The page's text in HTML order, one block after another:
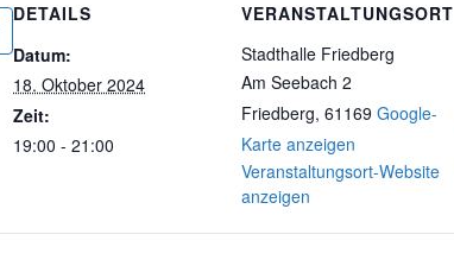
DETAILS
Datum:
18. Oktober 2024
Zeit:
19:00 - 21:00
VERANSTALTUNGSORT
Stadthalle Friedberg
Am Seebach 2
Friedberg, 61169 Google-
Karte anzeigen
Veranstaltungsort-Website
anzeigen